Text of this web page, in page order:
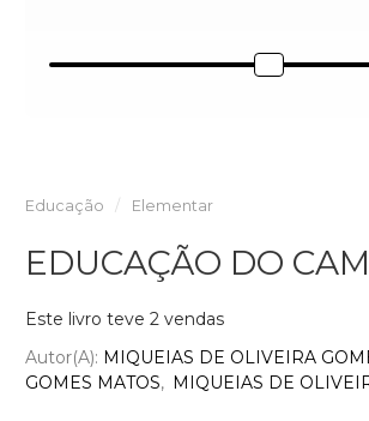
Educação Elementar
EDUCAÇÃO DO
Este livro teve 2 vendas
Autor(a): MIQUEIAS DE OLIVEIRA
GOMES MATOS
MIQUEIAS DE